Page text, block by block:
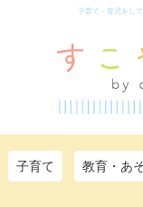
子育て・育児をし
子育て 教育・あ